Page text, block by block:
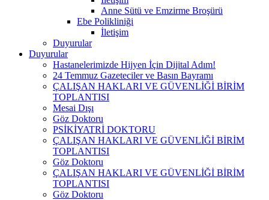
Anne Sütü ve Emzirme Broşürü
Ebe Polikliniği
İletişim
Duyurular
Duyurular
Hastanelerimizde Hijyen İçin Dijital Adım!
24 Temmuz Gazeteciler ve Basın Bayramı
ÇALIŞAN HAKLARI VE GÜVENLİĞİ BİRİM
TOPLANTISI
Mesai Dışı
Göz Doktoru
PSİKİYATRİ DOKTORU
ÇALIŞAN HAKLARI VE GÜVENLİĞİ BİRİM
TOPLANTISI
Göz Doktoru
ÇALIŞAN HAKLARI VE GÜVENLİĞİ BİRİM
TOPLANTISI
Göz Doktoru